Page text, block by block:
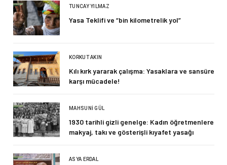
TUNCAY YILMAZ
Yasa Teklifi ve “bin kilometrelik yol”
KORKUT AKIN
Kılı kırk yararak çalışma: Yasaklara ve sansüre
karşı mücadele!
MAHSUNI GÜL
1930 tarihli gizli genelge: Kadın öğretmenlere
makyaj, takı ve gösterişli kıyafet yasağı
ASYA ERDAL